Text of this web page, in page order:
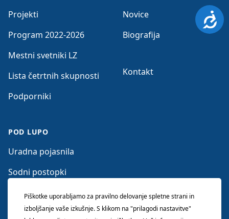
Projekti
Program 2022-2026
Mestni svetniki LZ
Lista četrtnih skupnosti
Podporniki
POD LUPO
Uradna pojasnila
Sodni postopki
Očitki nasprotnikov
Novice
Biografija
Kontakt
Piškotke uporabljamo za pravilno delovanje spletne strani in
izboljšanje vaše izkušnje. S klikom na "prilagodi nastavitve"